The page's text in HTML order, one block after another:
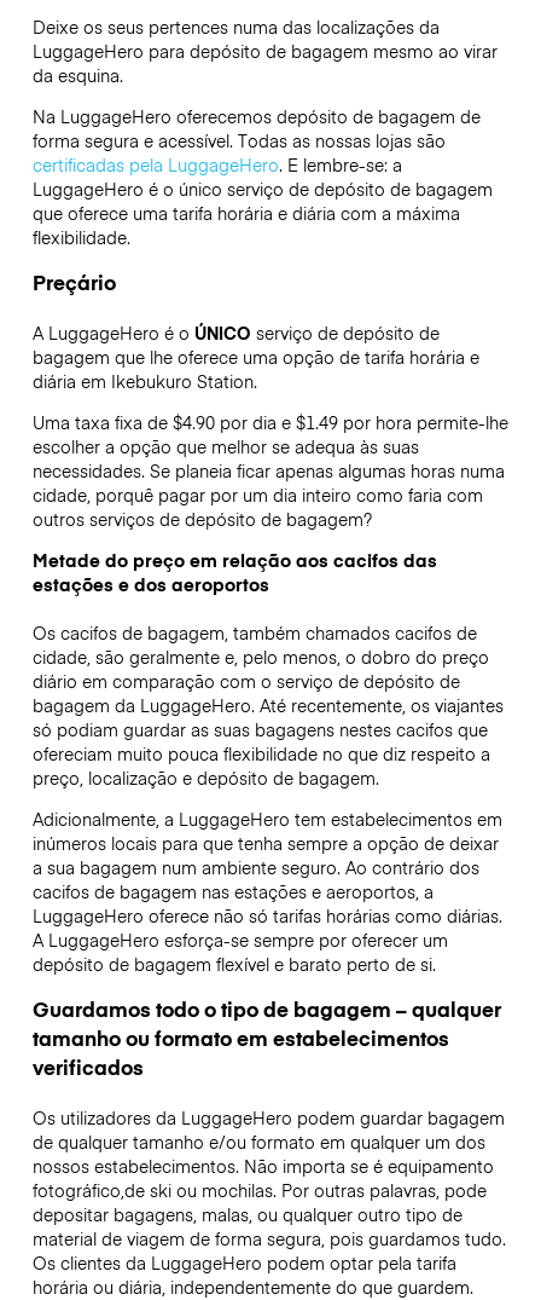
Deixe os seus pertences numa das localizações da
LuggageHero para depósito de bagagem mesmo ao virar
da esquina.
Na LuggageHero oferecemos depósito de bagagem de
forma segura e acessível. Todas as nossas lojas são
certificadas pela LuggageHero. E lembre-se: a
LuggageHero é o único serviço de depósito de bagagem
que oferece uma tarifa horária e diária com a máxima
flexibilidade.
Preçário
A LuggageHero é o ÚNICO serviço de depósito de
bagagem que lhe oferece uma opção de tarifa horária e
diária em Ikebukuro Station.
Uma taxa fixa de $4.90 por dia e $1.49 por hora permite-lhe
escolher a opção que melhor se adequa às suas
necessidades. Se planeia ficar apenas algumas horas numa
cidade, porquê pagar por um dia inteiro como faria com
outros serviços de depósito de bagagem?
Metade do preço em relação aos cacifos das
estações e dos aeroportos
Os cacifos de bagagem, também chamados cacifos de
cidade, são geralmente e, pelo menos, o dobro do preço
diário em comparação com o serviço de depósito de
bagagem da LuggageHero. Até recentemente, os viajantes
só podiam guardar as suas bagagens nestes cacifos que
ofereciam muito pouca flexibilidade no que diz respeito a
preço, localização e depósito de bagagem.
Adicionalmente, a LuggageHero tem estabelecimentos em
inúmeros locais para que tenha sempre a opção de deixar
a sua bagagem num ambiente seguro. Ao contrário dos
cacifos de bagagem nas estações e aeroportos, a
LuggageHero oferece não só tarifas horárias como diárias.
A LuggageHero esforça-se sempre por oferecer um
depósito de bagagem flexível e barato perto de si.
Guardamos todo o tipo de bagagem – qualquer
tamanho ou formato em estabelecimentos
verificados
Os utilizadores da LuggageHero podem guardar bagagem
de qualquer tamanho e/ou formato em qualquer um dos
nossos estabelecimentos. Não importa se é equipamento
fotográfico,de ski ou mochilas. Por outras palavras, pode
depositar bagagens, malas, ou qualquer outro tipo de
material de viagem de forma segura, pois guardamos tudo.
Os clientes da LuggageHero podem optar pela tarifa
horária ou diária, independentemente do que guardem.